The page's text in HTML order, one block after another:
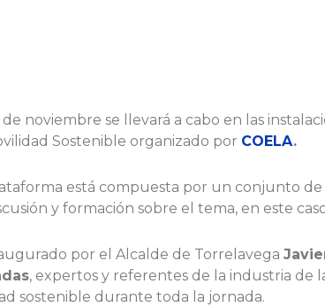
noviembre se llevará a cabo en las
Sostenible organizado por COELA.
está compuesta por un conjunto
y formación sobre el tema, en este
por el Alcalde de Torrelavega
, expertos y referentes de la industria de
sostenible durante toda la jornada.